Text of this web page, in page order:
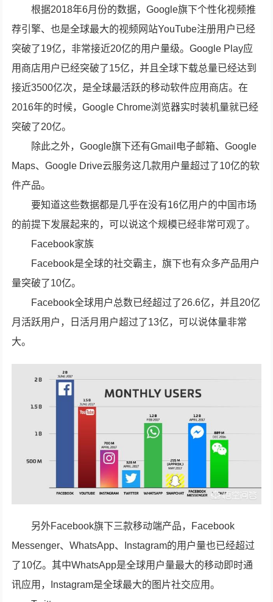
根据2018年6月份的数据，Google旗下个性化视频推
荐引擎、也是全球最大的视频网站YouTube注册用户已经
突破了19亿，非常接近20亿的用户量级。Google Play应
用商店用户已经突破了15亿，并且全球下载总量已经达到
接近3500亿次，是全球最活跃的移动软件应用商店。在
2016年的时候，Google Chrome浏览器实时装机量就已经
突破了20亿。
除此之外，Google旗下还有Gmail电子邮箱、Google
Maps、Google Drive云服务这几款用户量超过了10亿的软
件产品。
要知道这些数据都是几乎在没有16亿用户的中国市场
的前提下发展起来的，可以说这个规模已经非常可观了。
Facebook家族
Facebook是全球的社交霸主，旗下也有众多产品用户
量突破了10亿。
Facebook全球用户总数已经超过了26.6亿，并且20亿
月活跃用户，日活月用户超过了13亿，可以说体量非常
大。
另外Facebook旗下三款移动端产品，Facebook
Messenger、WhatsApp、Instagram的用户量也已经超过
了10亿。其中WhatsApp是全球用户量最大的移动即时通
讯应用，Instagram是全球最大的图片社交应用。